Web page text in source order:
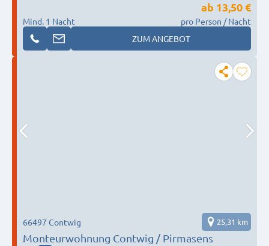
Mind. 1 Nacht
ab 13,50 €
pro Person / Nacht
ZUM ANGEBOT
Monteurwohnung Contwig / Pirmasens
66497 Contwig 25,31 km